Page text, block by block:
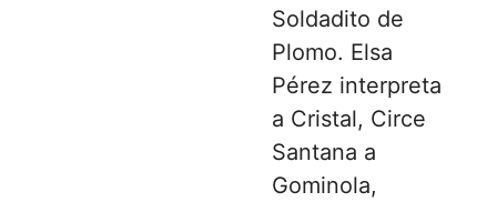
Soldadito de
Plomo. Elsa
Pérez interpreta
a Cristal, Circe
Santana a
Gominola,